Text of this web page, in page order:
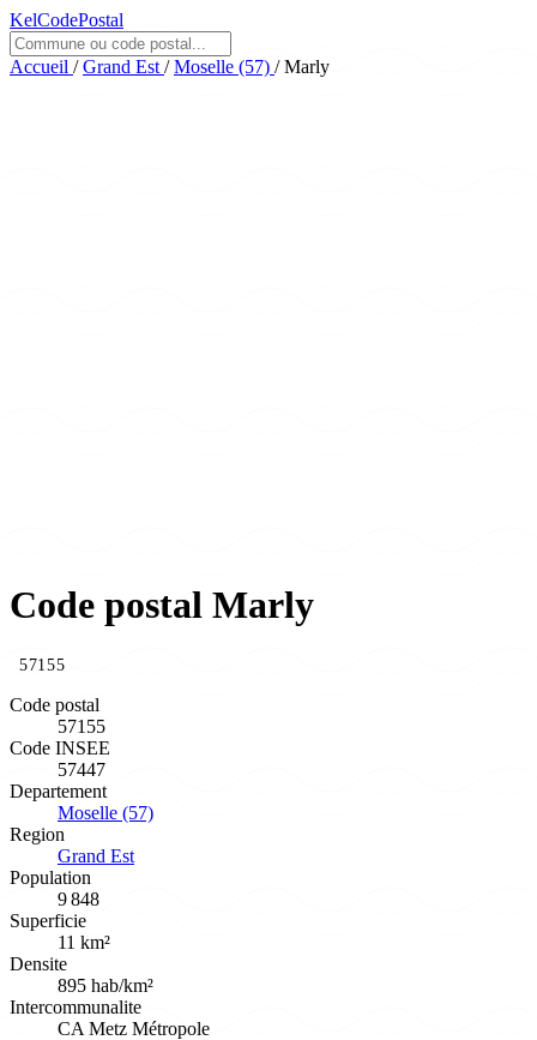
KelCodePostal
Accueil / Grand Est / Moselle (57) / Marly
Code postal Marly
57155
Code postal
57155
Code INSEE
57447
Departement
Moselle (57)
Region
Grand Est
Population
9 848
Superficie
11 km²
Densite
895 hab/km²
Intercommunalite
CA Metz Métropole